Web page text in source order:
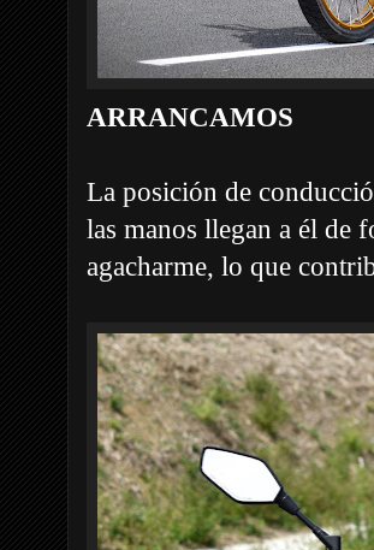
ARRANCAMOS
La posición de
las manos llegan a él de
agacharme, lo que